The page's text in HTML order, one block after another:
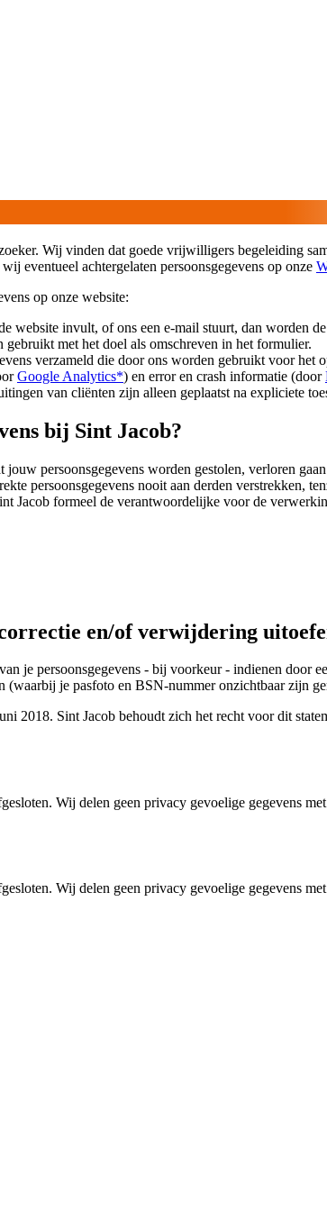
Wij vinden dat goede vrijwilligers begeleiding
eventueel achtergelaten persoonsgegevens op onze
op onze website:
website invult, of ons een e-mail stuurt, dan worden
met het doel als omschreven in het formulier.
verzameld die door ons worden gebruikt voor
Google Analytics*) en error en crash informatie (door
van cliënten zijn alleen geplaatst na expliciete
bij Sint Jacob?
jouw persoonsgegevens worden gestolen, verloren
persoonsgegevens nooit aan derden verstrekken,
Jacob formeel de verantwoordelijke voor de
en/of verwijdering
je persoonsgegevens - bij voorkeur - indienen
(waarbij je pasfoto en BSN-nummer onzichtbaar zijn
2018. Sint Jacob behoudt zich het recht voor dit
Wij delen geen privacy gevoelige gegevens
Wij delen geen privacy gevoelige gegevens